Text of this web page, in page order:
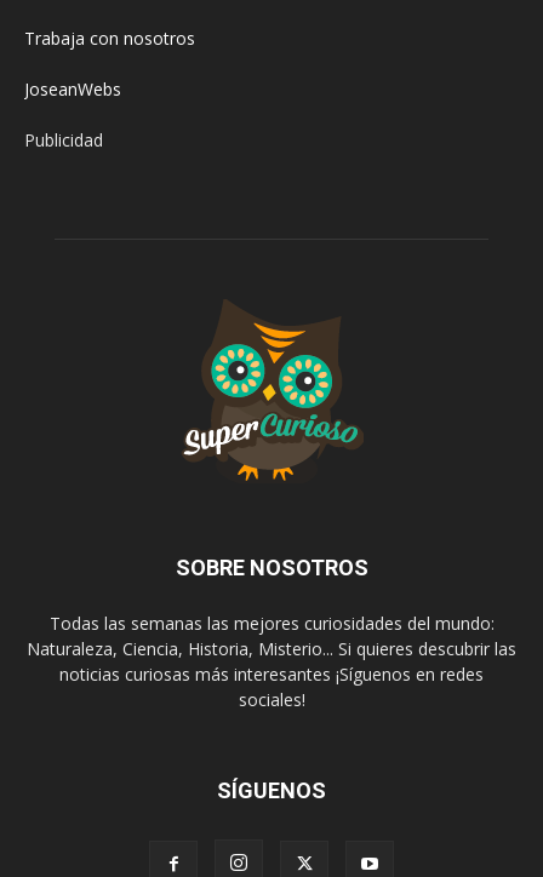
Trabaja con nosotros
JoseanWebs
Publicidad
SOBRE NOSOTROS
Todas las semanas las mejores curiosidades del mundo:
Naturaleza, Ciencia, Historia, Misterio... Si quieres descubrir las
noticias curiosas más interesantes ¡Síguenos en redes
sociales!
SÍGUENOS